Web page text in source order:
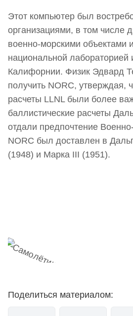
Этот компьютер был
организациями, в том числе
военно-морскими объектами
национальной лабораторией
Калифорнии. Физик Эдвард
получить NORC, утверждая,
расчеты LLNL были более
баллистические расчеты
отдали предпочтение
NORC был доставлен в
(1948) и Марка III (1951).
Поделиться материалом: